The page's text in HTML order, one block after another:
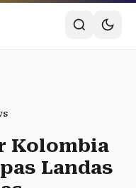
Kolombia
Landas